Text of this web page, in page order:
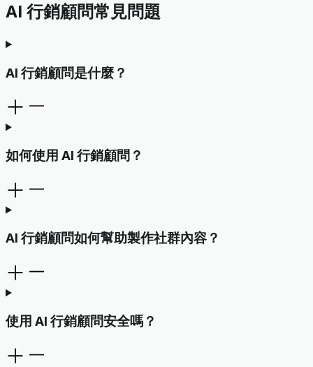
AI 行銷顧問常見問題
AI 行銷顧問是什麼？
如何使用 AI 行銷顧問？
AI 行銷顧問如何幫助製作社群內容？
使用 AI 行銷顧問安全嗎？